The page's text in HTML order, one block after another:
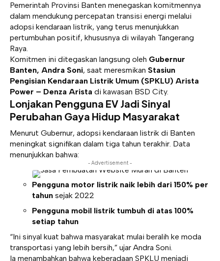
Pemerintah Provinsi Banten menegaskan komitmennya
dalam mendukung percepatan transisi energi melalui
adopsi kendaraan listrik, yang terus menunjukkan
pertumbuhan positif, khususnya di wilayah Tangerang
Raya.
Komitmen ini ditegaskan langsung oleh Gubernur
Banten, Andra Soni, saat meresmikan Stasiun
Pengisian Kendaraan Listrik Umum (SPKLU) Arista
Power – Denza Arista di kawasan BSD City.
Lonjakan Pengguna EV Jadi Sinyal
Perubahan Gaya Hidup Masyarakat
Menurut Gubernur, adopsi kendaraan listrik di Banten
meningkat signifikan dalam tiga tahun terakhir. Data
menunjukkan bahwa:
- Advertisement -
Pengguna motor listrik naik lebih dari 150% per
tahun sejak 2022
Pengguna mobil listrik tumbuh di atas 100%
setiap tahun
“Ini sinyal kuat bahwa masyarakat mulai beralih ke moda
transportasi yang lebih bersih,” ujar Andra Soni.
Ia menambahkan bahwa keberadaan SPKLU menjadi